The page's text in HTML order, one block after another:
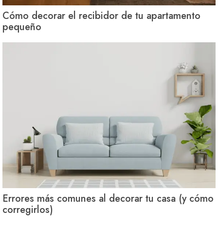
Cómo decorar el recibidor de tu apartamento
pequeño
Errores más comunes al decorar tu casa (y cómo
corregirlos)